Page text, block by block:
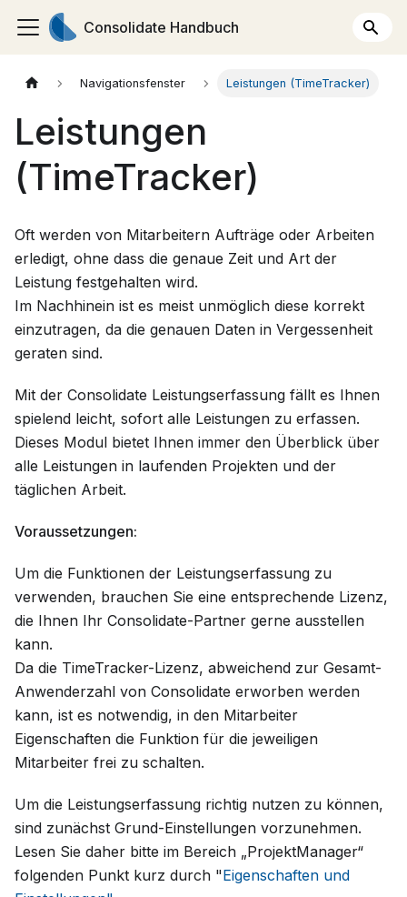
Consolidate Handbuch
Navigationsfenster Leistungen (TimeTracker)
Leistungen
(TimeTracker)
Oft werden von Mitarbeitern Aufträge oder Arbeiten
erledigt, ohne dass die genaue Zeit und Art der
Leistung festgehalten wird.
Im Nachhinein ist es meist unmöglich diese korrekt
einzutragen, da die genauen Daten in Vergessenheit
geraten sind.
Mit der Consolidate Leistungserfassung fällt es Ihnen
spielend leicht, sofort alle Leistungen zu erfassen.
Dieses Modul bietet Ihnen immer den Überblick über
alle Leistungen in laufenden Projekten und der
täglichen Arbeit.
Voraussetzungen:
Um die Funktionen der Leistungserfassung zu
verwenden, brauchen Sie eine entsprechende Lizenz,
die Ihnen Ihr Consolidate-Partner gerne ausstellen
kann.
Da die TimeTracker-Lizenz, abweichend zur Gesamt-
Anwenderzahl von Consolidate erworben werden
kann, ist es notwendig, in den Mitarbeiter
Eigenschaften die Funktion für die jeweiligen
Mitarbeiter frei zu schalten.
Um die Leistungserfassung richtig nutzen zu können,
sind zunächst Grund-Einstellungen vorzunehmen.
Lesen Sie daher bitte im Bereich „ProjektManager“
folgenden Punkt kurz durch "Eigenschaften und